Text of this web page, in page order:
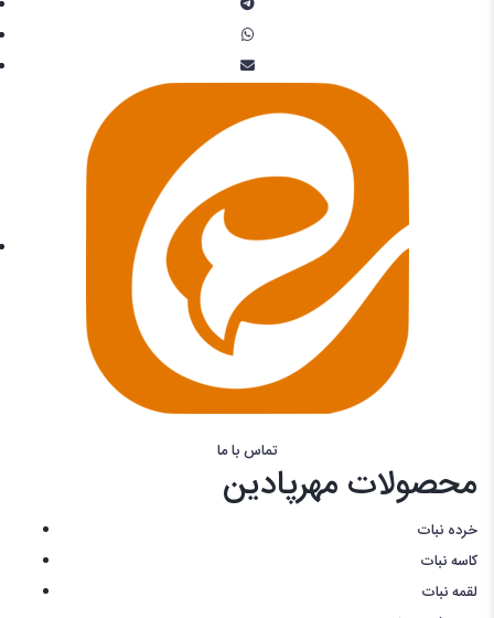
تماس با ما
محصولات مهرپادین
خرده نبات
کاسه نبات
لقمه نبات